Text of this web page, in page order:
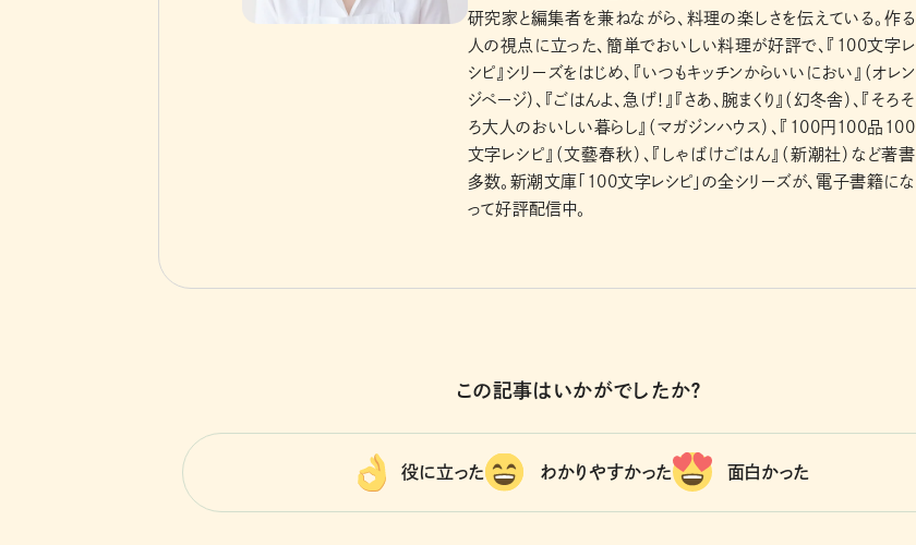
研究家と編集者を兼ねながら、料理の楽しさを伝えている。作る
人の視点に立った、簡単でおいしい料理が好評で、『100文字レ
シピ』シリーズをはじめ、『いつもキッチンからいいにおい』（オレン
ジページ）、『ごはんよ、急げ！』『さあ、腕まくり』（幻冬舎）、『そろそ
ろ大人のおいしい暮らし』（マガジンハウス）、『100円100品100
文字レシピ』（文藝春秋）、『しゃばけごはん』（新潮社）など著書
多数。新潮文庫「100文字レシピ」の全シリーズが、電子書籍にな
って好評配信中。
この記事はいかがでしたか？
役に立った わかりやすかった 面白かった